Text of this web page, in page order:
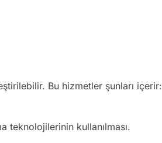
Bu hizmetler şunları içerir:
kullanılması.